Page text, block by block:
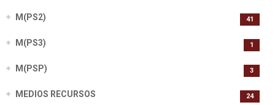
M(PS2) 41
M(PS3) 1
M(PSP) 3
MEDIOS RECURSOS 24